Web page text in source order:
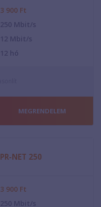
3 900 Ft
250 Mbit/s
12 Mbit/s
12 hó
MEGRENDELEM
PR-NET 250
3 900 Ft
250 Mbit/s